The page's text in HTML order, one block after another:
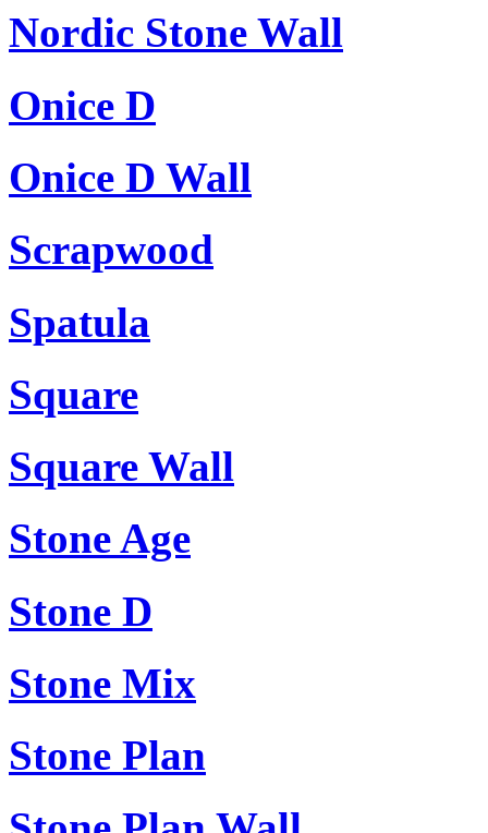
Nordic Stone Wall
Onice D
Onice D Wall
Scrapwood
Spatula
Square
Square Wall
Stone Age
Stone D
Stone Mix
Stone Plan